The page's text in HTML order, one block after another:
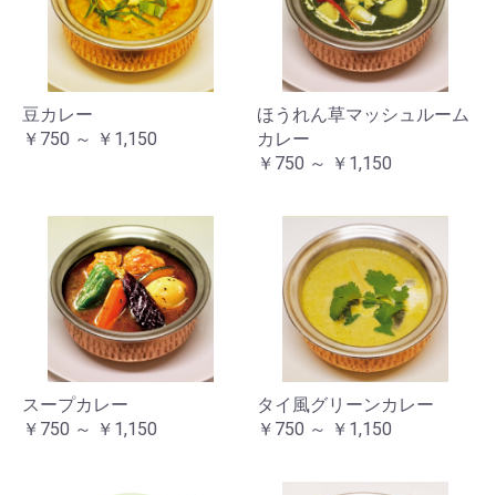
豆カレー
￥750 ～ ￥1,150
ほうれん草マッシュルーム
カレー
￥750 ～ ￥1,150
スープカレー
￥750 ～ ￥1,150
タイ風グリーンカレー
￥750 ～ ￥1,150